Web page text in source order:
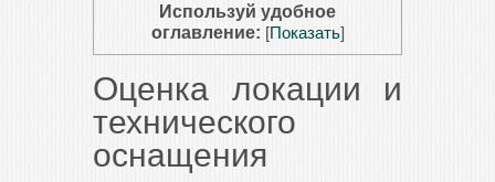
Используй удобное
оглавление: [Показать]
Оценка локации и
технического
оснащения